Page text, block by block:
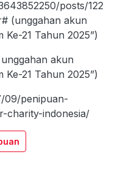
posts/122
(unggahan akun
21 Tahun 2025”)
akun
21 Tahun 2025”)
09/penipuan-
charity-indonesia/